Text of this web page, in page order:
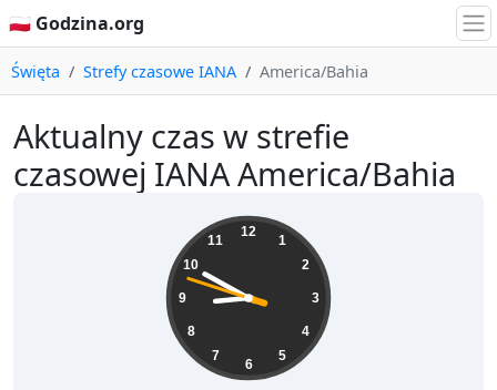
🇵🇱 Godzina.org
Święta Strefy czasowe IANA America/Bahia
Aktualny czas w strefie
czasowej IANA America/Bahia
12
1
2
3
4
5
6
7
8
9
10
11